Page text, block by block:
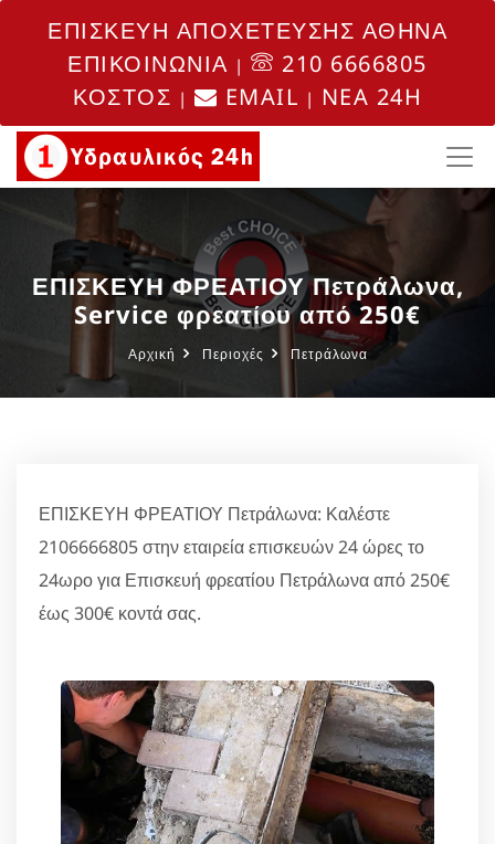
ΕΠΙΣΚΕΥΗ ΑΠΟΧΕΤΕΥΣΗΣ ΑΘΗΝΑ
ΕΠΙΚΟΙΝΩΝΙΑ |
210 6666805
ΚΟΣΤΟΣ | EMAIL | NEA 24H
ΕΠΙΣΚΕΥΗ ΦΡΕΑΤΙΟΥ Πετράλωνα,
Service φρεατίου από 250€
Αρχική Περιοχές Πετράλωνα
ΕΠΙΣΚΕΥΗ ΦΡΕΑΤΙΟΥ Πετράλωνα: Καλέστε
2106666805 στην εταιρεία επισκευών 24 ώρες το
24ωρο για Επισκευή φρεατίου Πετράλωνα από 250€
έως 300€ κοντά σας.